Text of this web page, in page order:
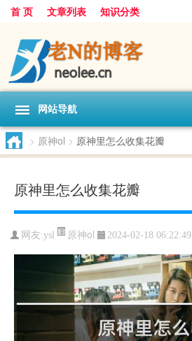
首 页 文章列表 知识分类
网站导航
> 原神ol > 原神里怎么收集花瓣
原神里怎么收集花瓣
网友:ysl 原神ol 2024-02-18 06:22:49